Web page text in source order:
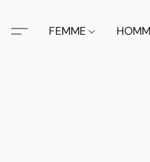
FEMME